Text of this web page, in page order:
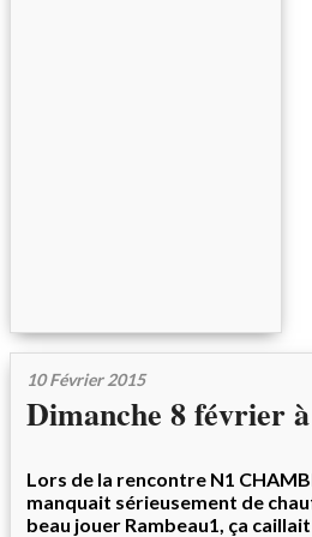
10 Février 2015
Dimanche 8 février
Lors de la rencontre N1
manquait sérieusement de
beau jouer Rambeau1, ça